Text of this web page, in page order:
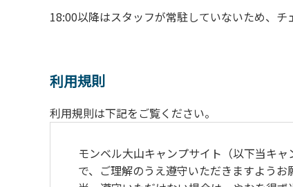
18:00以降はスタッフが常駐していないため、チ
利用規則
利用規則は下記をご覧ください。
モンベル大山キャンプサイト（以下当キ
で、ご理解のうえ遵守いただきますようお